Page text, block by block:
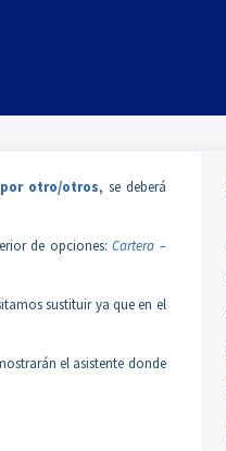
otro/otros, se deberá
de opciones:Cartera –
sustituir ya que en el
el asistente donde